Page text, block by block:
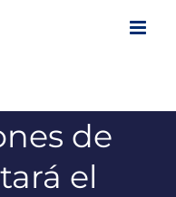
de
el